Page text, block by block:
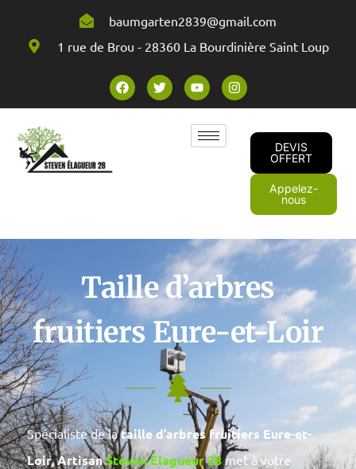
baumgarten2839@gmail.com
1 rue de Brou - 28360 La Bourdinière Saint Loup
DEVIS
OFFERT
Appelez-
nous
Taille d’arbres
fruitiers Eure-et-Loir
Spécialiste de lataille d’arbres fruitiers Eure-et-
Loir,ArtisanSteven Élagueur 28met à votre